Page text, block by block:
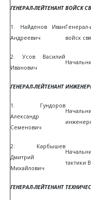
ГЕНЕРАЛ-ЛЕЙТЕНАНТ ВОЙСК
1. Найденов Иван
Андреевич
войск
2. Усов Василий
Иванович
ГЕНЕРАЛ-ЛЕЙТЕНАНТ
1. Гундоров
Александр
Семенович
2: Карбышев
Дмитрий
Михайлович
тактики
ГЕНЕРАЛ-ЛЕЙТЕНАНТ